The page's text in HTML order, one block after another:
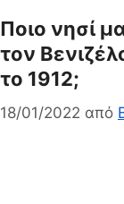
Ποιο νησί
τον
το 1912;
18/01/2022 από